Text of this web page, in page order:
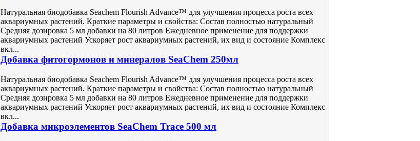
Натуральная биодобавка Seachem Flourish Advance™ для улучшения процесса роста всех
аквариумных растений. Краткие параметры и свойства: Состав полностью натуральный
Средняя дозировка 5 мл добавки на 80 литров Ежедневное применение для поддержки
аквариумных растений Ускоряет рост аквариумных растений, их вид и состояние Комплекс
вкл...
Добавка фитогормонов и минералов SeaChem 250мл
Натуральная биодобавка Seachem Flourish Advance™ для улучшения процесса роста всех
аквариумных растений. Краткие параметры и свойства: Состав полностью натуральный
Средняя дозировка 5 мл добавки на 80 литров Ежедневное применение для поддержки
аквариумных растений Ускоряет рост аквариумных растений, их вид и состояние Комплекс
вкл...
Добавка микроэлементов SeaChem Trace 500 мл